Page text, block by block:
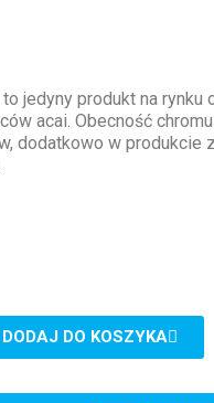
jedyny produkt na rynku
acai. Obecność
dodatkowo w produkcie
DODAJ DO KOSZYKA